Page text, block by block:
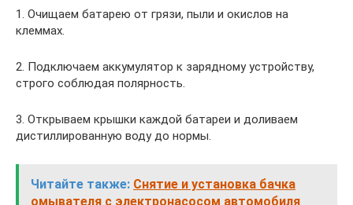
1. Очищаем батарею от грязи, пыли и окислов на
клеммах.
2. Подключаем аккумулятор к зарядному устройству,
строго соблюдая полярность.
3. Открываем крышки каждой батареи и доливаем
дистиллированную воду до нормы.
Читайте также: Снятие и установка бачка
омывателя с электронасосом автомобиля